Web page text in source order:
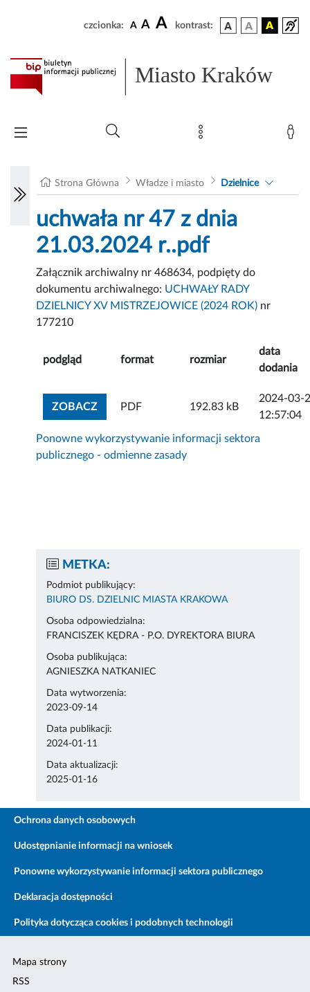
czcionka: A A A kontrast:
Miasto Kraków
Strona Główna Władze i miasto Dzielnice
uchwała nr 47 z dnia
21.03.2024 r..pdf
Załącznik archiwalny nr 468634, podpięty do
dokumentu archiwalnego: UCHWAŁY RADY
DZIELNICY XV MISTRZEJOWICE (2024 ROK) nr
177210
podgląd format rozmiar
data
dodania
ZOBACZZOBACZ ZAŁĄCZNIK
PDF 192.83 kB
2024-03-
12:57:04
Ponowne wykorzystywanie informacji sektora
publicznego - odmienne zasady
METKA:
Podmiot publikujący:
BIURO DS. DZIELNIC MIASTA KRAKOWA
Osoba odpowiedzialna:
FRANCISZEK KĘDRA - P.O. DYREKTORA BIURA
Osoba publikująca:
AGNIESZKA NATKANIEC
Data wytworzenia:
2023-09-14
Data publikacji:
2024-01-11
Data aktualizacji:
2025-01-16
Ochrona danych osobowych
Udostępnianie informacji na wniosek
Ponowne wykorzystywanie informacji sektora publicznego
Deklaracja dostępności
Polityka dotycząca cookies i podobnych technologii
Mapa strony
RSS